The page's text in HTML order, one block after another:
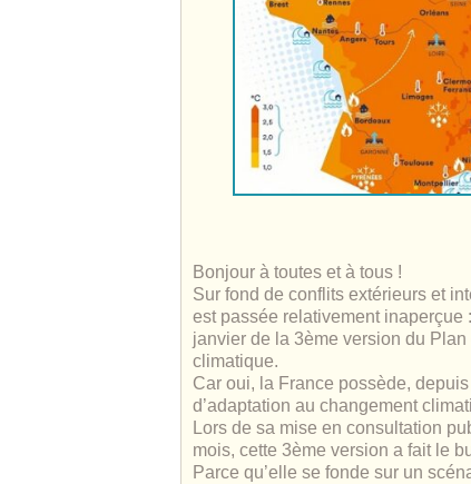
Bonjour à toutes et à tous !
Sur fond de conflits extérieurs et
est passée relativement inaperçue
janvier de la 3ème version du Plan
climatique.
Car oui, la France possède,
d’adaptation au changement
Lors de sa mise en consultation
mois, cette 3ème version a fait le
Parce qu’elle se fonde sur un